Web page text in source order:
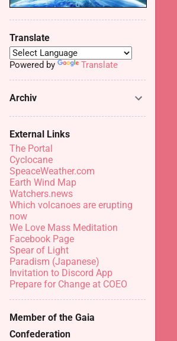
Translate
Powered by Translate
Archiv
External Links
The Portal
Cyclocane
SpeaceWeather.com
Earth Wind Map
Watchers.news
Which volcanoes are erupting
now
We Love Mass Meditation
Facebook Page
Spear of Light
Paradism (Japanese)
Invitation to Discord App
Prepare for Change at COEO
Member of the Gaia
Confederation